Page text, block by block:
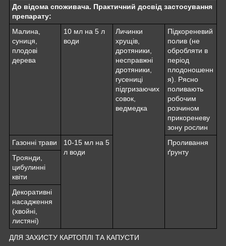
До відома споживача. Практичний досвід застосування
препарату:
Малина,
суниця,
плодові
дерева
10 мл на 5 л
води
Личинки
хрущів,
дротяники,
несправжні
дротяники,
гусениці
підгризаючих
совок,
ведмедка
Підкореневий
полив (не
обробляти в
період
плодоношенн
я). Рясно
поливають
робочим
розчином
прикореневу
зону рослин
Газонні трави
10-15 мл на 5
л води
Проливання
ґрунту
Троянди,
цибулинні
квіти
Декоративні
насадження
(хвойні,
листяні)
ДЛЯ ЗАХИСТУ КАРТОПЛІ ТА КАПУСТИ